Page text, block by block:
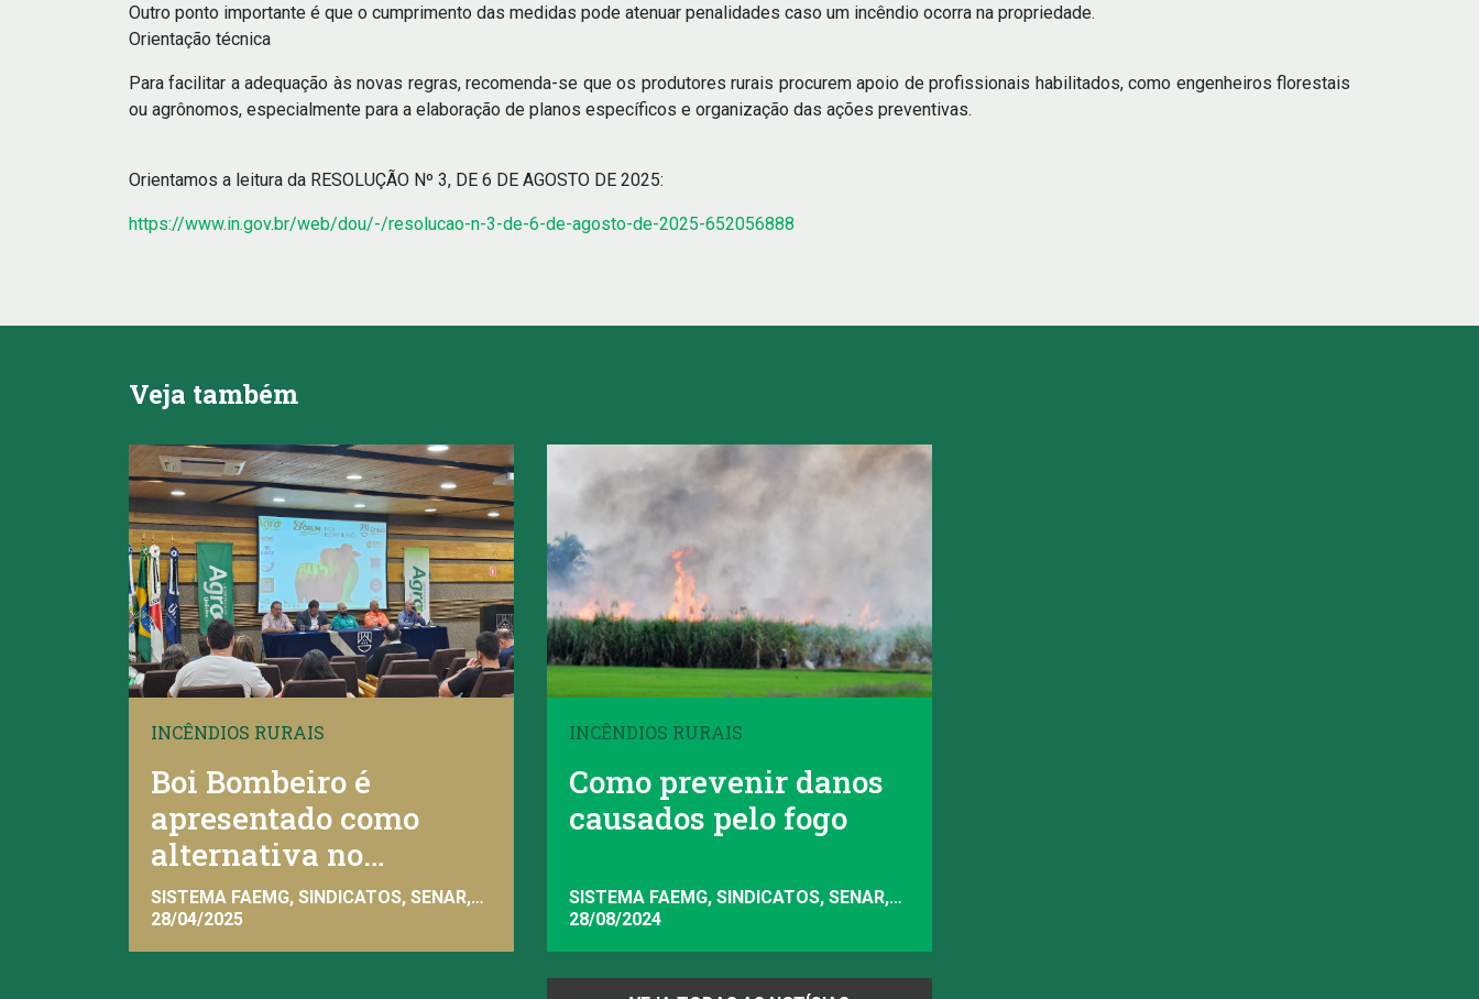
Outro ponto importante é que o cumprimento das medidas pode atenuar penalidades caso um incêndio ocorra na propriedade.
Orientação técnica
Para facilitar a adequação às novas regras, recomenda-se que os produtores rurais procurem apoio de profissionais habilitados, como engenheiros florestais
ou agrônomos, especialmente para a elaboração de planos específicos e organização das ações preventivas.
Orientamos a leitura da RESOLUÇÃO Nº 3, DE 6 DE AGOSTO DE 2025:
https://www.in.gov.br/web/dou/-/resolucao-n-3-de-6-de-agosto-de-2025-652056888
Veja também
INCÊNDIOS RURAIS
Boi Bombeiro é
apresentado como
alternativa no
combate às queimadas
SISTEMA FAEMG, SINDICATOS, SENAR,
INAES
28/04/2025
INCÊNDIOS RURAIS
Como prevenir danos
causados pelo fogo
SISTEMA FAEMG, SINDICATOS, SENAR,
FAEMG
28/08/2024